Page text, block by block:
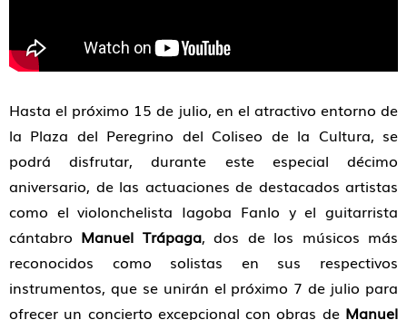
Hasta el próximo 15 de julio, en el atractivo entorno de
la Plaza del Peregrino del Coliseo de la Cultura, se
podrá disfrutar, durante este especial décimo
aniversario, de las actuaciones de destacados artistas
como el violonchelista Iagoba Fanlo y el guitarrista
cántabro Manuel Trápaga, dos de los músicos más
reconocidos como solistas en sus respectivos
instrumentos, que se unirán el próximo 7 de julio para
ofrecer un concierto excepcional con obras de Manuel